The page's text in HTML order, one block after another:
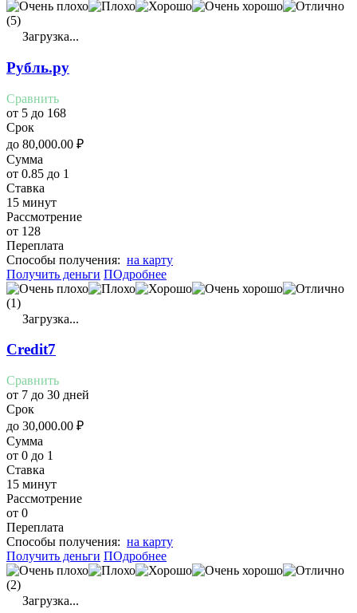
(5)
Загрузка...
Рубль.ру
Сравнить
от 5 до 168
Срок
до 80,000.00 ₽
Сумма
от 0.85 до 1
Ставка
15 минут
Рассмотрение
от 128
Переплата
Cпособы получения: на карту
Получить деньги ПОдробнее
(1)
Загрузка...
Credit7
Сравнить
от 7 до 30 дней
Срок
до 30,000.00 ₽
Сумма
от 0 до 1
Ставка
15 минут
Рассмотрение
от 0
Переплата
Cпособы получения: на карту
Получить деньги ПОдробнее
(2)
Загрузка...